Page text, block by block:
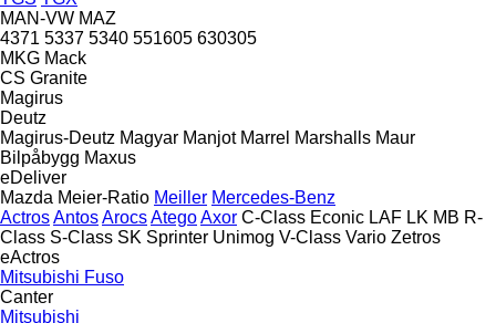
MAN-VW MAZ
4371 5337 5340 551605 630305
MKG Mack
CS Granite
Magirus
Deutz
Magirus-Deutz Magyar Manjot Marrel Marshalls Maur
Bilpåbygg Maxus
eDeliver
Mazda Meier-Ratio Meiller Mercedes-Benz
ActrosAntosArocsAtegoAxor C-Class Econic LAF LK MB R-
Class S-Class SK Sprinter Unimog V-Class Vario Zetros
eActros
Mitsubishi Fuso
Canter
Mitsubishi